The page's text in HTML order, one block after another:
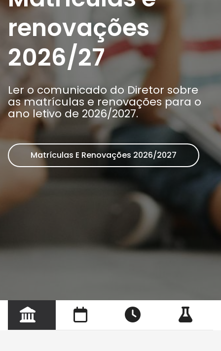
História
Comunicados
Tabela de Preços
Testemunhos
Perguntas Frequentes
Jornal Digital
renovações
2026/27
Ler o comunicado do Diretor sobre
as matrículas e renovações para o
ano letivo de 2026/2027.
Matrículas E Renovações 2026/2027